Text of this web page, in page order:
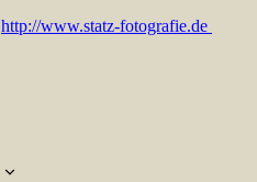
http://www.statz-fotografie.de